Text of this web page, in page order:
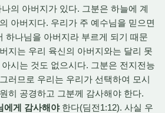
의 아버지가 있다. 그분은 하늘에 계
아버지다. 우리가 주 예수님을 믿으면
하나님을 아버지라 부르게 되기 때문
지는 우리 육신의 아버지와는 달리 못
시는 것도 없으시다. 그분은 전지전능
러므로 우리는 우리가 선택하여 모시
히 공경하고 그분께 감사해야 한다.
에게 감사해야한다(딤전1:12). 사실 우